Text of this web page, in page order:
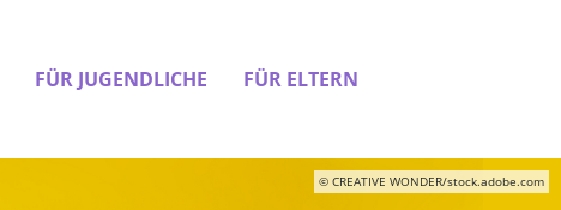
FÜR JUGENDLICHE FÜR ELTERN
© CREATIVE WONDER/stock.adobe.com